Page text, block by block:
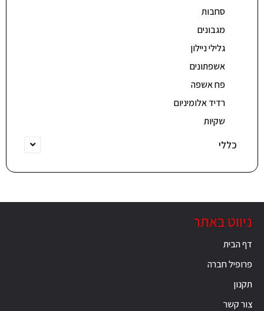
סחבות
מגבונים
גלילי ניילון
אשפתונים
פח אשפה
רדיד אלומיניום
שקיות
כללי
ניווט באתר
דף הבית
פרופיל חברה
תקנון
צור קשר